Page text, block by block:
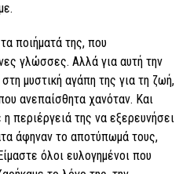
ποιήματά της, που
γλώσσες. Αλλά για αυτή την
μυστική αγάπη της για τη ζωή,
ανεπαίσθητα χανόταν. Και
περιέργειά της να εξερευνήσει
άφηναν το αποτύπωμά τους,
όλοι ευλογημένοι που